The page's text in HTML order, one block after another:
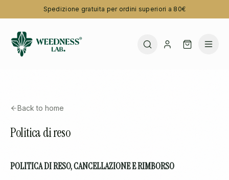
Spedizione gratuita per ordini superiori a 80€
Back to home
Politica di reso
POLITICA DI RESO, CANCELLAZIONE E RIMBORSO